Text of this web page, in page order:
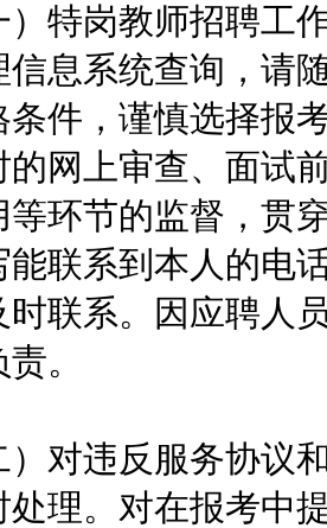
岗教师招聘工作
信息系统查询，请
条件，谨慎选择报
的网上审查、面试
等环节的监督，贯
能联系到本人的电
时联系。因应聘人
。
违反服务协议和
处理。对在报考中